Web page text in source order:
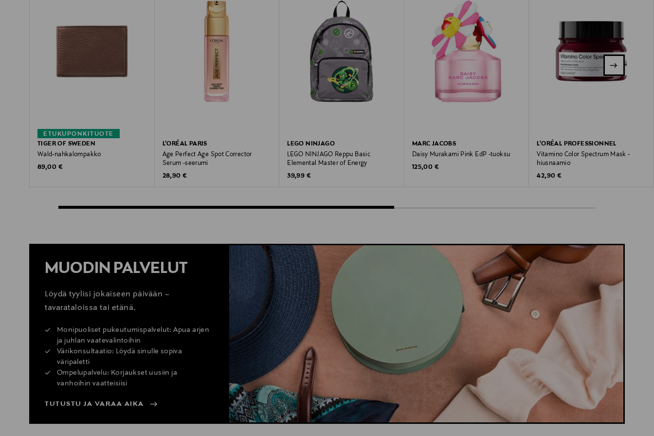
ETUKUPONKITUOTE
TIGER OF SWEDEN
Wald-nahkalompakko
Original Price
89,00 €
L'ORÉAL PARIS
Age Perfect Age Spot Corrector
Serum -seerumi
Original Price
28,90 €
LEGO NINJAGO
LEGO NINJAGO Reppu Basic
Elemental Master of Energy
Original Price
39,99 €
MARC JACOBS
Daisy Murakami Pink EdP -tuoksu
Original Price
125,00 €
L'ORÉAL PROFESSIONNEL
Vitamino Color Spectrum Mask -
hiusnaamio
Original Price
42,90 €
MUODIN PALVELUT
Löydä tyylisi jokaiseen päivään –
tavarataloissa tai etänä.
Monipuoliset pukeutumispalvelut: Apua arjen
ja juhlan vaatevalintoihin
Värikonsultaatio: Löydä sinulle sopiva
väripaletti
Ompelupalvelu: Korjaukset uusiin ja
vanhoihin vaatteisiisi
TUTUSTU JA VARAA AIKA